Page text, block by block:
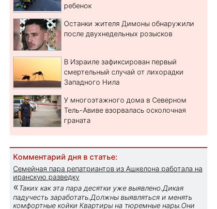
ребенок
Останки жителя Димоны обнаружили
после двухнедельных розысков
В Израиле зафиксирован первый
смертельный случай от лихорадки
Западного Нила
У многоэтажного дома в Северном
Тель-Авиве взорвалась осколочная
граната
Комментарий дня в статье:
Семейная пара репатриантов из Ашкелона работала на
иранскую разведку
«Таких как эта пара десятки уже выявлено.Дикая
падучесть заработать.Должны выявляться и менять
комфортные койки Квартиры на тюремные нары.Они